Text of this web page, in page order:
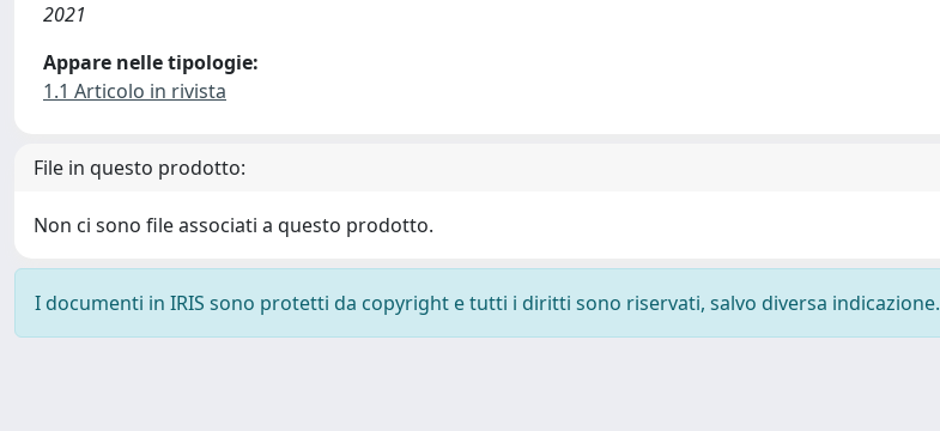
2021
Appare nelle tipologie:
1.1 Articolo in rivista
File in questo prodotto:
Non ci sono file associati a questo prodotto.
I documenti in IRIS sono protetti da copyright e tutti i diritti sono riservati, salvo diversa indicazione.